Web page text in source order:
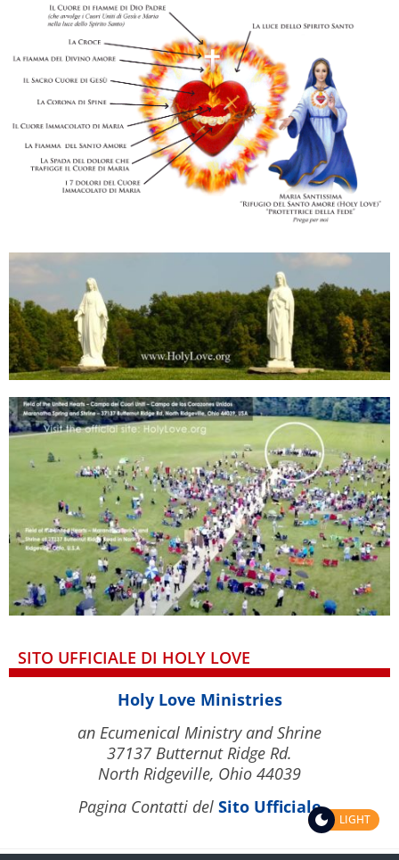
SITO UFFICIALE DI HOLY LOVE
Holy Love Ministries
an Ecumenical Ministry and Shrine
37137 Butternut Ridge Rd.
North Ridgeville, Ohio 44039
Pagina Contatti del Sito Ufficiale
LIGHT